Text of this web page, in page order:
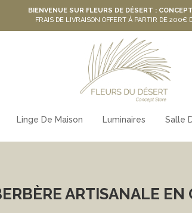
BIENVENUE SUR FLEURS DE DÉSERT :
FRAIS DE LIVRAISON OFFERT À PARTIR DE 200€
Linge De Maison Luminaires Salle
ARTISANALE EN